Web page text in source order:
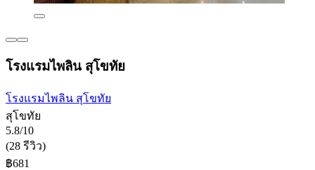
โรงแรมไพลิน สุโขทัย
โรงแรมไพลิน สุโขทัย
สุโขทัย
5.8/10
(28 รีวิว)
฿681